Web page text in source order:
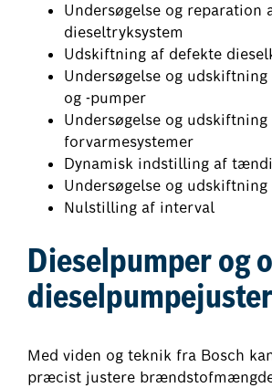
Undersøgelse og reparation
dieseltryksystem
Udskiftning af defekte
Undersøgelse og udskiftning
og -pumper
Undersøgelse og udskiftning
forvarmesystemer
Dynamisk indstilling af
Undersøgelse og
Nulstilling af interval
Dieselpumper og
Med viden og teknik fra Bosch
præcist justere